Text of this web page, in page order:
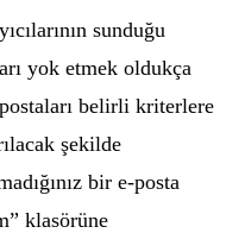
sunduğu
yok etmek oldukça
belirli kriterlere
şekilde
bir e-posta
klasörüne